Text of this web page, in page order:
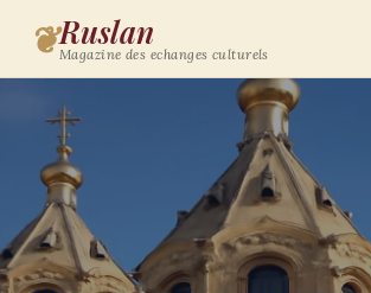
❦Ruslan
Magazine des echanges culturels